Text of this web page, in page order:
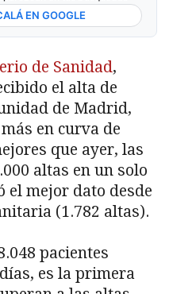
EN GOOGLE
de Sanidad,
el alta de
de Madrid,
en curva de
que ayer, las
altas en un solo
el mejor dato desde
(1.782 altas).
pacientes
es la primera